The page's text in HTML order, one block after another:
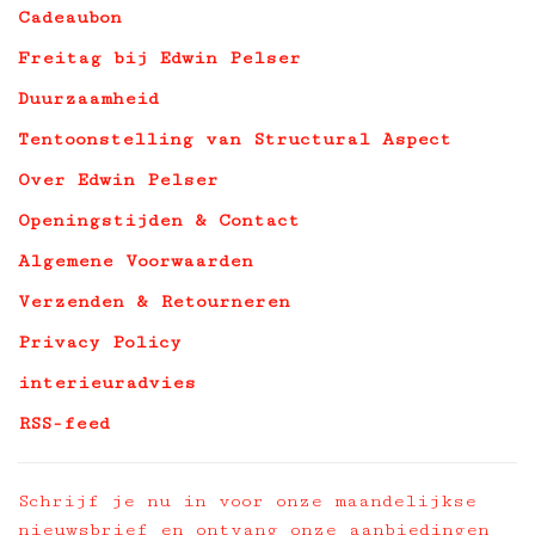
Cadeaubon
Freitag bij Edwin Pelser
Duurzaamheid
Tentoonstelling van Structural Aspect
Over Edwin Pelser
Openingstijden & Contact
Algemene Voorwaarden
Verzenden & Retourneren
Privacy Policy
interieuradvies
RSS-feed
Schrijf je nu in voor onze maandelijkse
nieuwsbrief en ontvang onze aanbiedingen